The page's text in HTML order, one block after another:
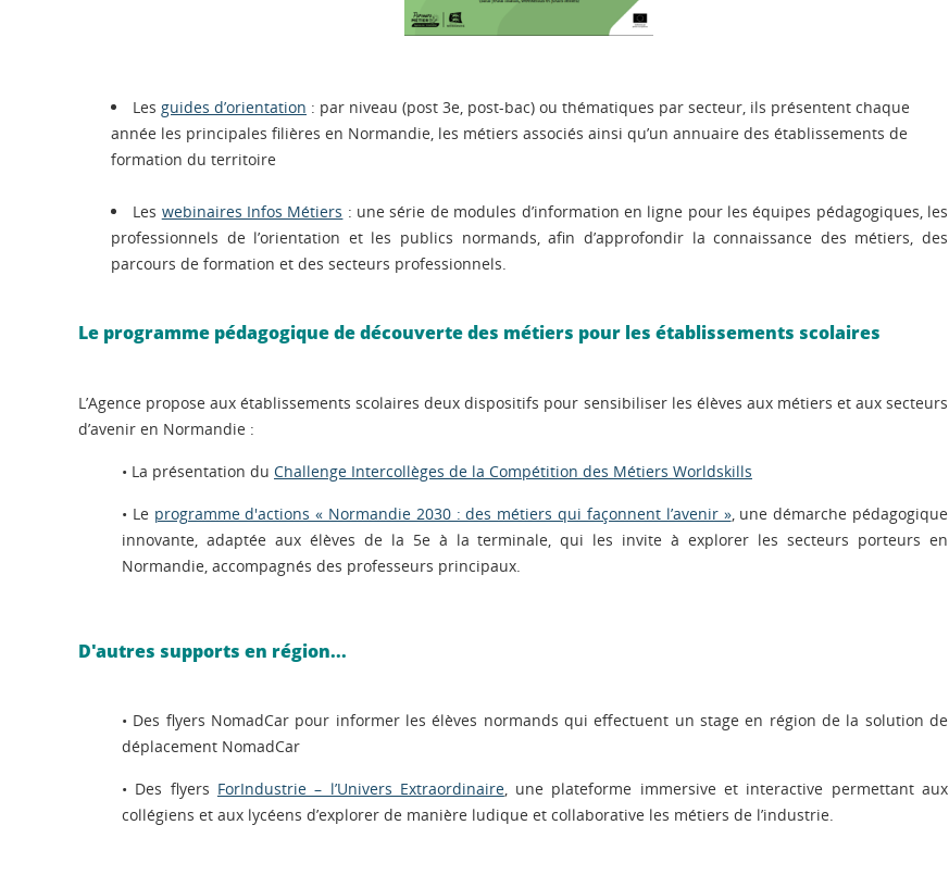
Les guides d’orientation : par niveau (post 3e, post-bac) ou thématiques par secteur, ils présentent chaque
année les principales filières en Normandie, les métiers associés ainsi qu’un annuaire des établissements de
formation du territoire
Les webinaires Infos Métiers : une série de modules d’information en ligne pour les équipes pédagogiques, les
professionnels de l’orientation et les publics normands, afin d’approfondir la connaissance des métiers, des
parcours de formation et des secteurs professionnels.
Le programme pédagogique de découverte des métiers pour les établissements scolaires
L’Agence propose aux établissements scolaires deux dispositifs pour sensibiliser les élèves aux métiers et aux secteurs
d’avenir en Normandie :
• La présentation du Challenge Intercollèges de la Compétition des Métiers Worldskills
• Le programme d'actions « Normandie 2030 : des métiers qui façonnent l’avenir », une démarche pédagogique
innovante, adaptée aux élèves de la 5e à la terminale, qui les invite à explorer les secteurs porteurs en
Normandie, accompagnés des professeurs principaux.
D'autres supports en région...
• Des flyers NomadCar pour informer les élèves normands qui effectuent un stage en région de la solution de
déplacement NomadCar
• Des flyers ForIndustrie – l’Univers Extraordinaire, une plateforme immersive et interactive permettant aux
collégiens et aux lycéens d’explorer de manière ludique et collaborative les métiers de l’industrie.